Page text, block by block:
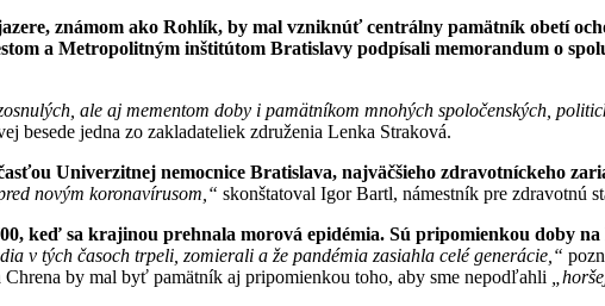
známom ako Rohlík, by mal vzniknúť centrálny pamätník obetí
a Metropolitným inštitútom Bratislavy podpísali memorandum o
ale aj mementom doby i pamätníkom mnohých spoločenských,
besede jedna zo zakladateliek združenia Lenka Straková.
Univerzitnej nemocnice Bratislava, najväčšieho zdravotníckeho
novým koronavírusom,“ skonštatoval Igor Bartl, námestník pre zdravotnú
keď sa krajinou prehnala morová epidémia. Sú pripomienkou doby
v tých časoch trpeli, zomierali a že pandémia zasiahla celé generácie,“
by mal byť pamätník aj pripomienkou toho, aby sme nepodľahli